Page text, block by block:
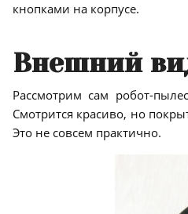
кнопками на корпусе.
Внешний
Рассмотрим сам робот-
Смотрится красиво, но
Это не совсем практично.